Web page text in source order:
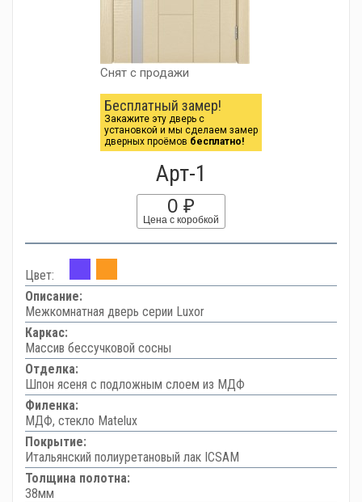
Снят с продажи
Бесплатный замер!
Закажите эту дверь с
установкой и мы сделаем замер
дверных проёмов бесплатно!
Арт-1
0 ₽
Цена с коробкой
Цвет:
Описание:
Межкомнатная дверь серии Luxor
Каркас:
Массив бессучковой сосны
Отделка:
Шпон ясеня с подложным слоем из МДФ
Филенка:
МДФ, стекло Matelux
Покрытие:
Итальянский полиуретановый лак ICSAM
Толщина полотна:
38мм